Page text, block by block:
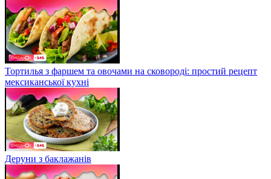
Тортилья з фаршем та овочами на сковороді: простий рецепт
мексиканської кухні
Деруни з баклажанів